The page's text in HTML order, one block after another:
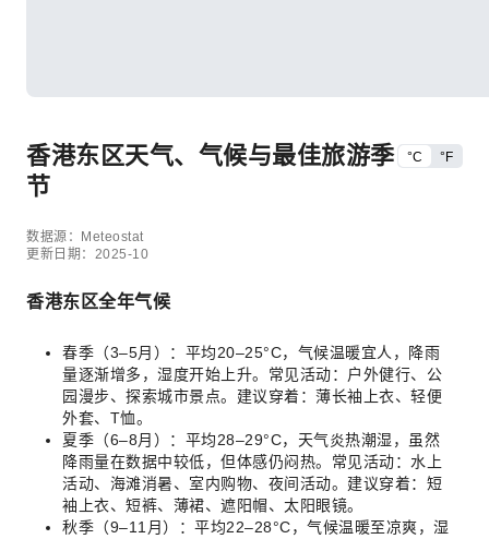
香港东区天气、气候与最佳旅游季
节
°C °F
数据源：Meteostat
更新日期：2025-10
香港东区全年气候
春季（3–5月）：平均20–25°C，气候温暖宜人，降雨
量逐渐增多，湿度开始上升。常见活动：户外健行、公
园漫步、探索城市景点。建议穿着：薄长袖上衣、轻便
外套、T恤。
夏季（6–8月）：平均28–29°C，天气炎热潮湿，虽然
降雨量在数据中较低，但体感仍闷热。常见活动：水上
活动、海滩消暑、室内购物、夜间活动。建议穿着：短
袖上衣、短裤、薄裙、遮阳帽、太阳眼镜。
秋季（9–11月）：平均22–28°C，气候温暖至凉爽，湿